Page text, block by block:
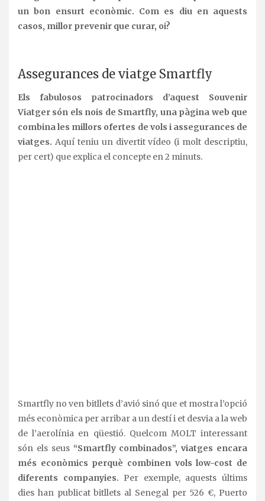
un bon ensurt econòmic. Com es diu en aquests
casos, millor prevenir que curar, oi?
Assegurances de viatge Smartfly
Els fabulosos patrocinadors d’aquest Souvenir
Viatger són els nois de Smartfly, una pàgina web que
combina les millors ofertes de vols i assegurances de
viatges. Aquí teniu un divertit vídeo (i molt descriptiu,
per cert) que explica el concepte en 2 minuts.
Smartfly no ven bitllets d’avió sinó que et mostra l’opció
més econòmica per arribar a un destí i et desvia a la web
de l’aerolínia en qüestió. Quelcom MOLT interessant
són els seus “Smartfly combinados”, viatges encara
més econòmics perquè combinen vols low-cost de
diferents companyies. Per exemple, aquests últims
dies han publicat bitllets al Senegal per 526 €, Puerto